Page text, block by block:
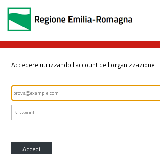
Accedere utilizzando l'account dell'organizzazione
Accedi